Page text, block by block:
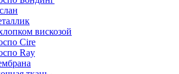
вискозой
Cire
Ray